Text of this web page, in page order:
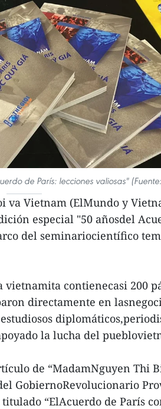
de París: lecciones valiosas"
va Vietnam (ElMundo y
especial "50 añosdel
del seminariocientífico
contienecasi 200
directamente en
la lucha del
de “MadamNguyen Thi
GobiernoRevolucionario
“ElAcuerdo de París